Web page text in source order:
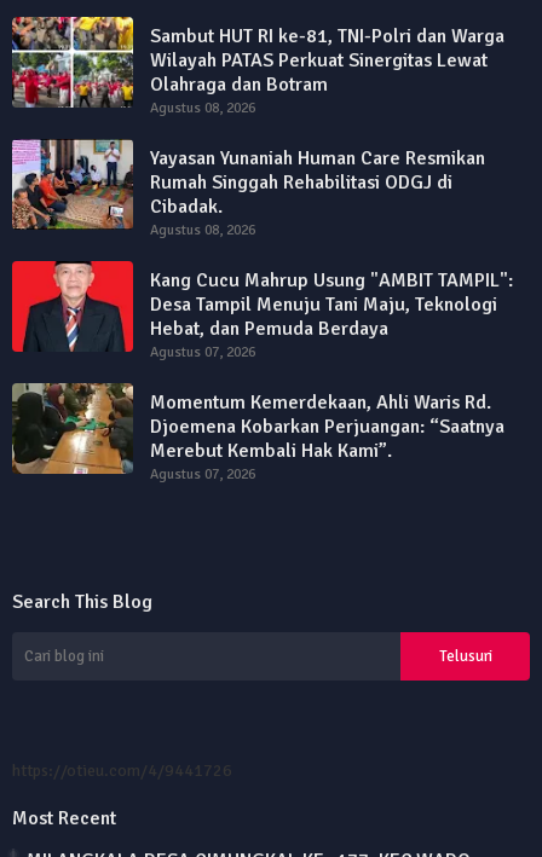
Sambut HUT RI ke-81, TNI-Polri dan Warga
Wilayah PATAS Perkuat Sinergitas Lewat
Olahraga dan Botram
Agustus 08, 2026
Yayasan Yunaniah Human Care Resmikan
Rumah Singgah Rehabilitasi ODGJ di
Cibadak.
Agustus 08, 2026
Kang Cucu Mahrup Usung "AMBIT TAMPIL":
Desa Tampil Menuju Tani Maju, Teknologi
Hebat, dan Pemuda Berdaya
Agustus 07, 2026
Momentum Kemerdekaan, Ahli Waris Rd.
Djoemena Kobarkan Perjuangan: “Saatnya
Merebut Kembali Hak Kami”.
Agustus 07, 2026
Search This Blog
https://otieu.com/4/9441726
Most Recent